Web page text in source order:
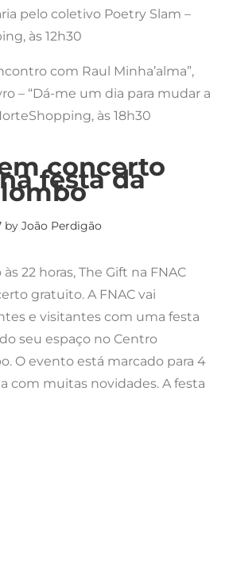
pelo coletivo Poetry Slam –
às 12h30
com Raul Minha’alma”,
– “Dá-me um dia para mudar a
às 18h30
concerto
festa da
by João Perdigão
22 horas, The Gift na FNAC
gratuito. A FNAC vai
e visitantes com uma festa
seu espaço no Centro
O evento está marcado para 4
com muitas novidades. A festa